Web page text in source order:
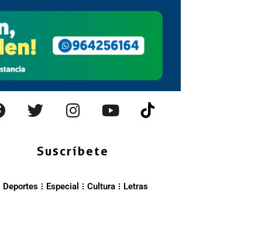
Suscríbete
Deportes Especial Cultura Letras